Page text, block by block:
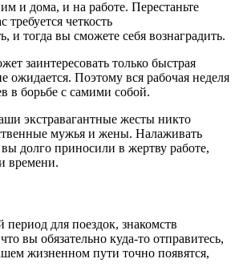
и дома, и на работе. Перестаньте
требуется четкость
и тогда вы сможете себя вознаградить.
заинтересовать только быстрая
ожидается. Поэтому вся рабочая неделя
в борьбе с самими собой.
экстравагантные жесты никто
мужья и жены. Налаживать
долго приносили в жертву работе,
времени.
для поездок, знакомств
вы обязательно куда-то отправитесь,
жизненном пути точно появятся,